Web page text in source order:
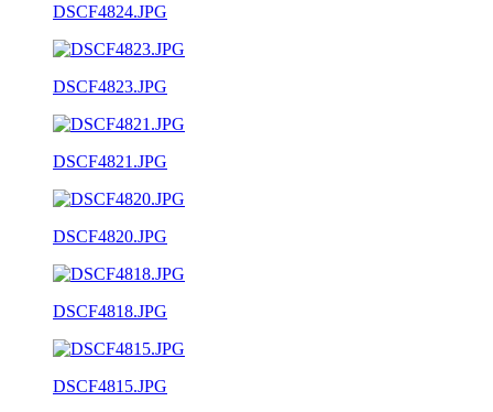
DSCF4824.JPG
DSCF4823.JPG
DSCF4821.JPG
DSCF4820.JPG
DSCF4818.JPG
DSCF4815.JPG